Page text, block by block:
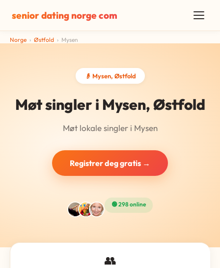
senior dating norge com
Norge › Østfold › Mysen
👴 Mysen, Østfold
Møt singler i Mysen, Østfold
Møt lokale singler i Mysen
Registrer deg gratis →
🟢 298 online
👥